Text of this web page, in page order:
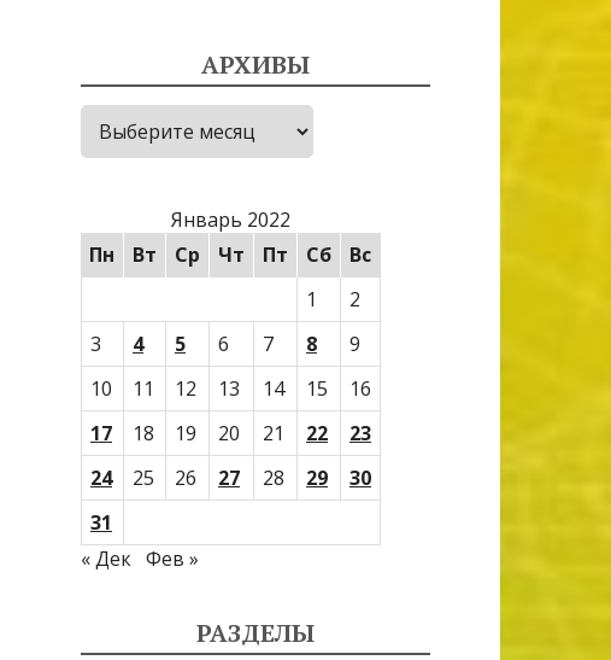
АРХИВЫ
Архивы
Январь 2022
Пн
Вт Ср Чт Пт Сб
Вс
1
2
3
4 5 6 7 8
9
10
11 12 13 14 15
16
17
18 19 20 21 22
23
24
25 26 27 28 29
30
31
« Дек Фев »
РАЗДЕЛЫ